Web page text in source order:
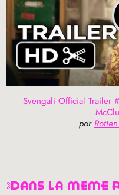
Svengali Official Trailer
par
dans la